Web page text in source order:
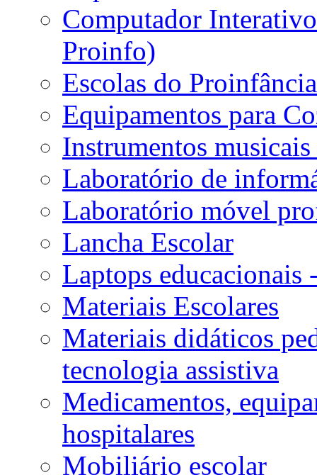
Computador
Proinfo)
Escolas do
Equipamentos para
Instrumentos
Laboratório de
Laboratório móvel
Lancha Escolar
Laptops educacionais
Materiais Escolares
Materiais didáticos
tecnologia assistiva
Medicamentos,
hospitalares
Mobiliário escolar